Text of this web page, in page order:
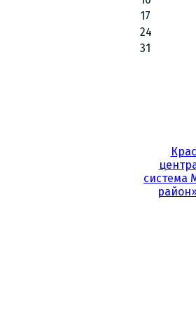
17
24
31
система